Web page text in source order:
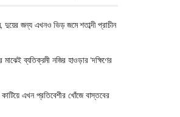
দুয়ের জন্য এখনও ভিড় জমে শতাব্দী প্রাচীন
মাঝেই ব্যতিক্রমী নজির হাওড়ার ‘দক্ষিণের
এখন প্রতিবেশীর খোঁজে বাস্তবের